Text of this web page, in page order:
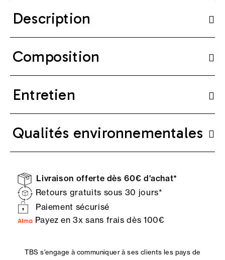
Description
Composition
Entretien
Qualités environnementales
Livraison offerte dès 60€ d'achat*
Retours gratuits sous 30 jours*
Paiement sécurisé
Payez en 3x sans frais dès 100€
TBS s'engage à communiquer à ses clients les pays de